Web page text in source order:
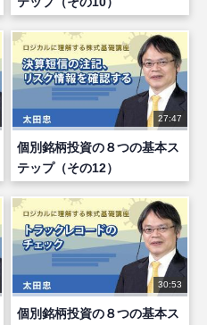
27:47
個別銘柄投資の８つの基本ス
テップ（その12）
30:53
個別銘柄投資の８つの基本ス